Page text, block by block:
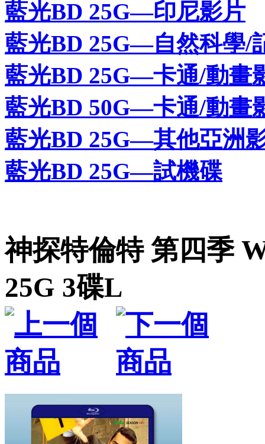
藍光BD 25G—印尼影片
藍光BD 25G—自然科學/
藍光BD 25G—卡通/動畫
藍光BD 50G—卡通/動畫
藍光BD 25G—其他亞洲
藍光BD 25G—試機碟
神探特倫特 第四季
25G 3碟L